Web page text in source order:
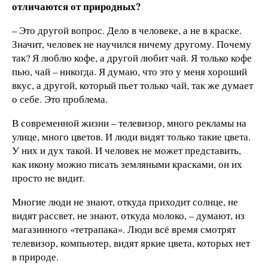
отличаются от природных?
– Это другой вопрос. Дело в человеке, а не в краске.
Значит, человек не научился ничему другому. Почему
так? Я люблю кофе, а другой любит чай. Я только кофе
пью, чай – никогда. Я думаю, что это у меня хороший
вкус, а другой, который пьет только чай, так же думает
о себе. Это проблема.
В современной жизни – телевизор, много рекламы на
улице, много цветов. И люди видят только такие цвета.
У них и дух такой. И человек не может представить,
как икону можно писать земляными красками, он их
просто не видит.
Многие люди не знают, откуда приходит солнце, не
видят рассвет, не знают, откуда молоко, – думают, из
магазинного «тетрапака». Люди всё время смотрят
телевизор, компьютер, видят яркие цвета, которых нет
в природе.